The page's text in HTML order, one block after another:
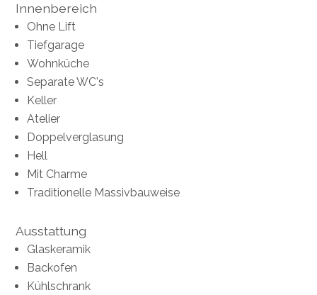
Innenbereich
Ohne Lift
Tiefgarage
Wohnküche
Separate WC's
Keller
Atelier
Doppelverglasung
Hell
Mit Charme
Traditionelle Massivbauweise
Ausstattung
Glaskeramik
Backofen
Kühlschrank